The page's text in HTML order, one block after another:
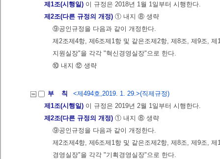
제1조(시행일) 이 규정은 2018년 1월 1일부터 시행한다.
제2조(다른 규정의 개정) ① 내지 ⑧ 생략
⑨공인규정을 다음과 같이 개정한다.
제2조제4항, 제6조제1항 및 같은조제2항, 제8조, 제9조,
지원실장"을 각각 "혁신경영실장"으로 한다.
⑩ 내지 ⑫ 생략
부 칙
<제494호,2019. 1. 29.>(직제규정)
제1조(시행일) 이 규정은 2019년 2월 1일부터 시행한다.
제2조(다른 규정의 개정) ① 내지 ⑧ 생략
⑨공인규정을 다음과 같이 개정한다.
제2조제4항, 제6조제1항 및 같은조제2항, 제8조, 제9조,
경영실장"을 각각 "기획경영실장"으로 한다.